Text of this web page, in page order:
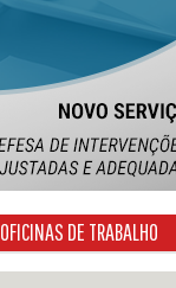
OFICINAS DE TRABALHO